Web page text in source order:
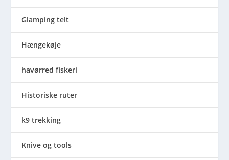
Glamping telt
Hængekøje
havørred fiskeri
Historiske ruter
k9 trekking
Knive og tools